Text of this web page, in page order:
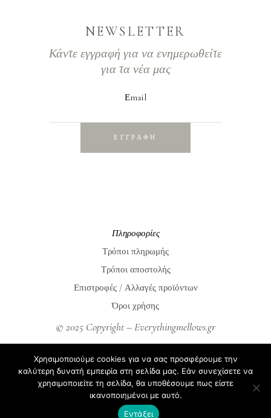
NEWSLETTER
Κάντε εγγραφή για να ενημερωθείτε
για τα νέα μας
Εmail
ΕΓΓΡΑΦΗ
Πληροφορίες
Τρόποι πληρωμής
Τρόποι αποστολής
Επιστροφές / Αλλαγές προϊόντων
Όροι χρήσης
© 2025 Copyright – Everythingmellows.gr
Blog
Σχετικά με εμάς
Συχνές ερωτήσεις
Χρησιμοποιούμε cookies για να σας προσφέρουμε την
καλύτερη δυνατή εμπειρία στη σελίδα μας. Εάν συνεχίσετε να
χρησιμοποιείτε τη σελίδα, θα υποθέσουμε πως είστε
ικανοποιημένοι με αυτό.
Εντάξει